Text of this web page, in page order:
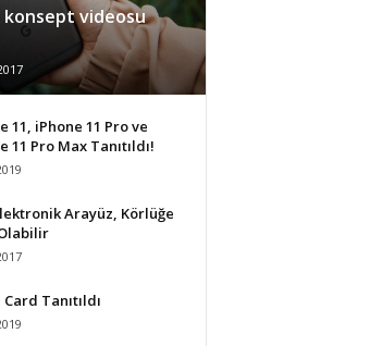
konsept videosu
11, iPhone 11 Pro ve
11 Pro Max Tanıtıldı!
Arayüz, Körlüğe
Tanıtıldı